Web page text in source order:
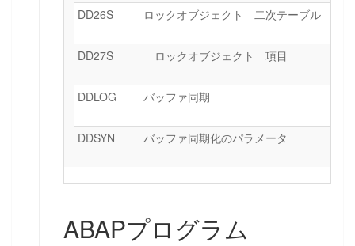
DD26S ロックオブジェクト 二次テーブル
DD27S ロックオブジェクト 項目
DDLOG バッファ同期
DDSYN バッファ同期化のパラメータ
ABAPプログラム